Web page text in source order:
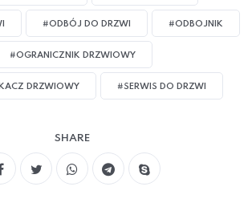
#ODBÓJ DO DRZWI #ODBOJNIK
#OGRANICZNIK DRZWIOWY
DRZWIOWY #SERWIS DO DRZWI
SHARE